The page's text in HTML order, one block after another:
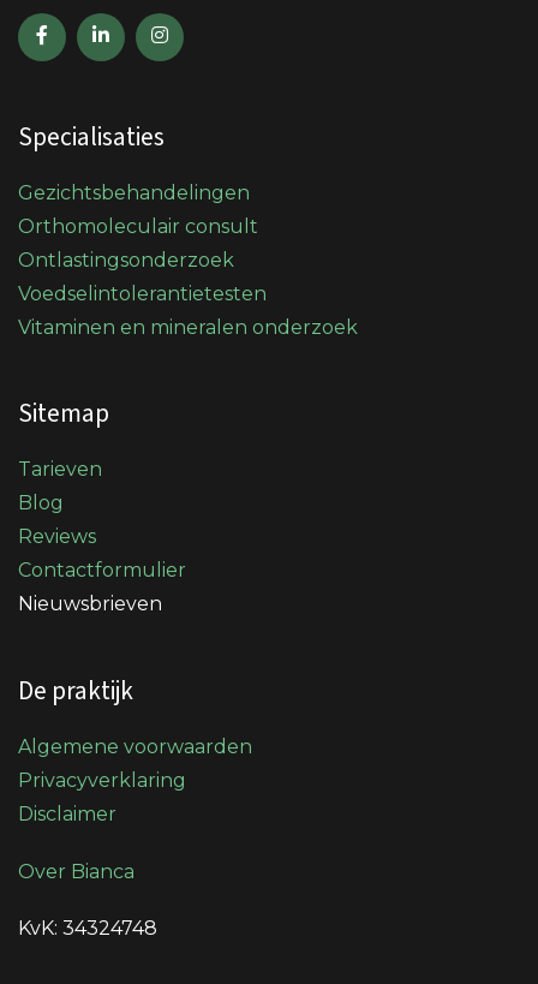
Specialisaties
Gezichtsbehandelingen
Orthomoleculair consult
Ontlastingsonderzoek
Voedselintolerantietesten
Vitaminen en mineralen onderzoek
Sitemap
Tarieven
Blog
Reviews
Contactformulier
Nieuwsbrieven
De praktijk
Algemene voorwaarden
Privacyverklaring
Disclaimer
Over Bianca
KvK: 34324748